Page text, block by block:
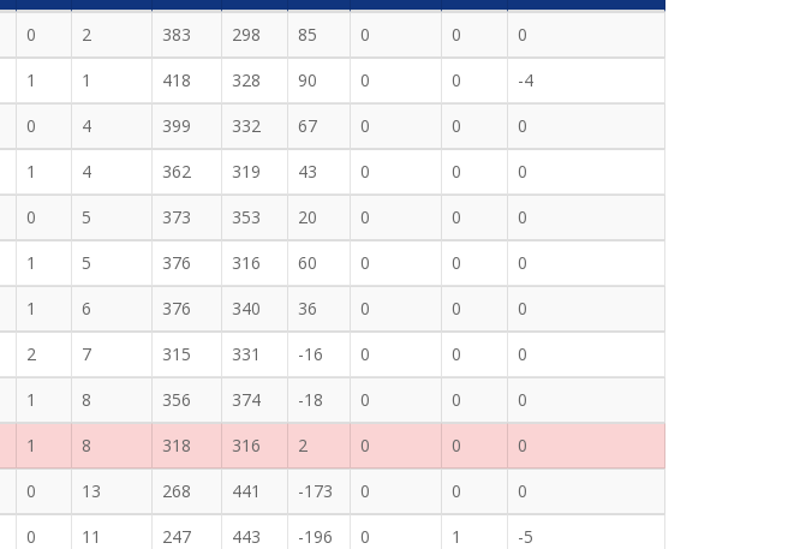
0 2 383 298 85 0 0
0
1 1 418 328 90 0 0
-4
0 4 399 332 67 0 0
0
1 4 362 319 43 0 0
0
0 5 373 353 20 0 0
0
1 5 376 316 60 0 0
0
1 6 376 340 36 0 0
0
2 7 315 331 -16 0 0
0
1 8 356 374 -18 0 0
0
1 8 318 316 2 0 0
0
0 13 268 441 -173 0 0
0
0 11 247 443 -196 0 1 -5